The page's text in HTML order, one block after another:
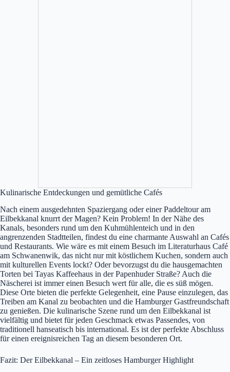
Kulinarische Entdeckungen und gemütliche Cafés
Nach einem ausgedehnten Spaziergang oder einer Paddeltour am
Eilbekkanal knurrt der Magen? Kein Problem! In der Nähe des
Kanals, besonders rund um den Kuhmühlenteich und in den
angrenzenden Stadtteilen, findest du eine charmante Auswahl an Cafés
und Restaurants. Wie wäre es mit einem Besuch im Literaturhaus Café
am Schwanenwik, das nicht nur mit köstlichem Kuchen, sondern auch
mit kulturellen Events lockt? Oder bevorzugst du die hausgemachten
Torten bei Tayas Kaffeehaus in der Papenhuder Straße? Auch die
Näscherei ist immer einen Besuch wert für alle, die es süß mögen.
Diese Orte bieten die perfekte Gelegenheit, eine Pause einzulegen, das
Treiben am Kanal zu beobachten und die Hamburger Gastfreundschaft
zu genießen. Die kulinarische Szene rund um den Eilbekkanal ist
vielfältig und bietet für jeden Geschmack etwas Passendes, von
traditionell hanseatisch bis international. Es ist der perfekte Abschluss
für einen ereignisreichen Tag an diesem besonderen Ort.
Fazit: Der Eilbekkanal – Ein zeitloses Hamburger Highlight